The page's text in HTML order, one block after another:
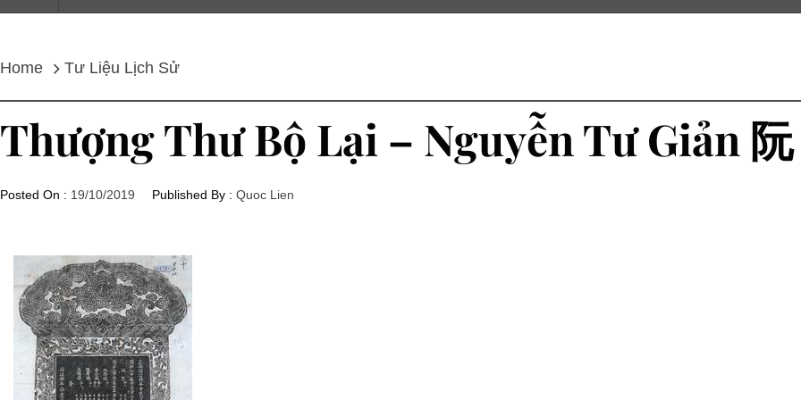
Home Tư Liệu Lịch Sử
Thượng Thư Bộ Lại – Nguyễn Tư Giản 阮
Posted On : 19/10/2019 Published By : Quoc Lien